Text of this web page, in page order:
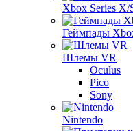
Xbox Series X/
Геймпады
Шлемы VR
Oculus
Pico
Sony
Nintendo